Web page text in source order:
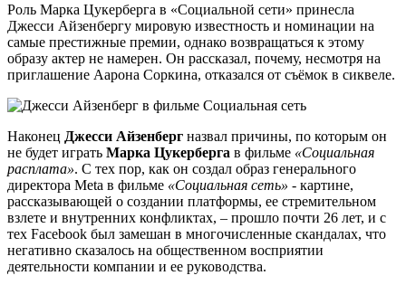
Роль Марка Цукерберга в «Социальной сети» принесла
Джесси Айзенбергу мировую известность и номинации на
самые престижные премии, однако возвращаться к этому
образу актер не намерен. Он рассказал, почему, несмотря на
приглашение Аарона Соркина, отказался от съёмок в сиквеле.
Наконец Джесси Айзенберг назвал причины, по которым он
не будет играть Марка Цукерберга в фильме «Социальная
расплата». С тех пор, как он создал образ генерального
директора Meta в фильме «Социальная сеть» - картине,
рассказывающей о создании платформы, ее стремительном
взлете и внутренних конфликтах, – прошло почти 26 лет, и с
тех Facebook был замешан в многочисленные скандалах, что
негативно сказалось на общественном восприятии
деятельности компании и ее руководства.